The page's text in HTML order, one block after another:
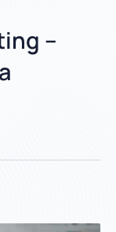
–